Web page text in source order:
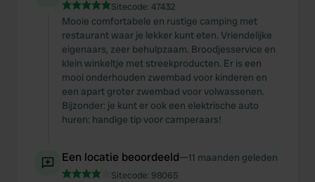
Sitecode: 47432
Mooie comfortabele en rustige camping met
restaurant waar je lekker kunt eten. Vriendelijke
eigenaars, zeer behulpzaam. Broodjesservice en
klein winkeltje met streekproducten. Er is een
mooi onderhouden zwembad voor kinderen en
een apart groter zwembad voor volwassenen.
Bijzonder: je kunt er ook een elektrische auto
huren: handige tip voor camperaars!
Een locatie beoordeeld—11 maanden geleden
Sitecode: 98065